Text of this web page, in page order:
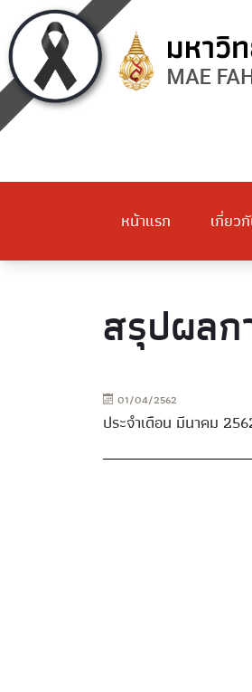
หน้าแรก เกี่ยว
สรุปผลก
01/04/2562
ประจำเดือน มีนาคม